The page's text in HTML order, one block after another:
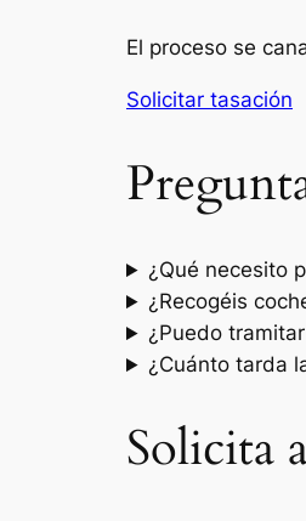
El proceso se
Solicitar tasación
¿Qué necesito
¿Recogéis
¿Puedo
¿Cuánto tarda
Solicita